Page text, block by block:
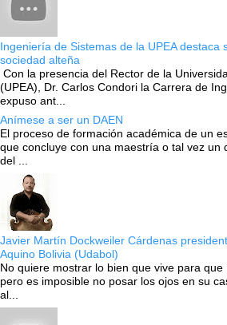
Ingeniería de Sistemas de la UPEA destaca
sociedad alteña
Con la presencia del Rector de la
(UPEA), Dr. Carlos Condori la Carrera de
expuso ant...
Anímese a ser un DAEN
El proceso de formación académica de un
que concluye con una maestría o tal vez un
del ...
Javier Martín Dockweiler Cárdenas
Aquino Bolivia (Udabol)
No quiere mostrar lo bien que vive para
pero es imposible no posar los ojos en su
al...